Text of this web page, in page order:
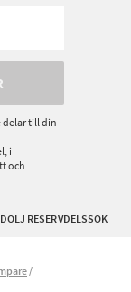
delar till din
i
och
DÖLJ RESERVDELSSÖK